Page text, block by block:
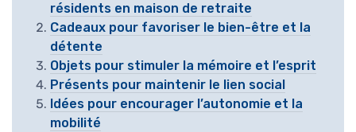
résidents en maison de retraite
Cadeaux pour favoriser le bien-être et la
détente
Objets pour stimuler la mémoire et l’esprit
Présents pour maintenir le lien social
Idées pour encourager l’autonomie et la
mobilité